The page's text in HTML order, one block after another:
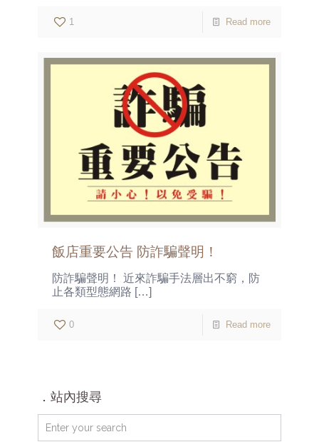
1 Read more
飯店重要公告 防詐騙聲明！
防詐騙聲明！ 近來詐騙手法層出不窮，防
止各類型態網路 […]
0 Read more
．站內搜尋